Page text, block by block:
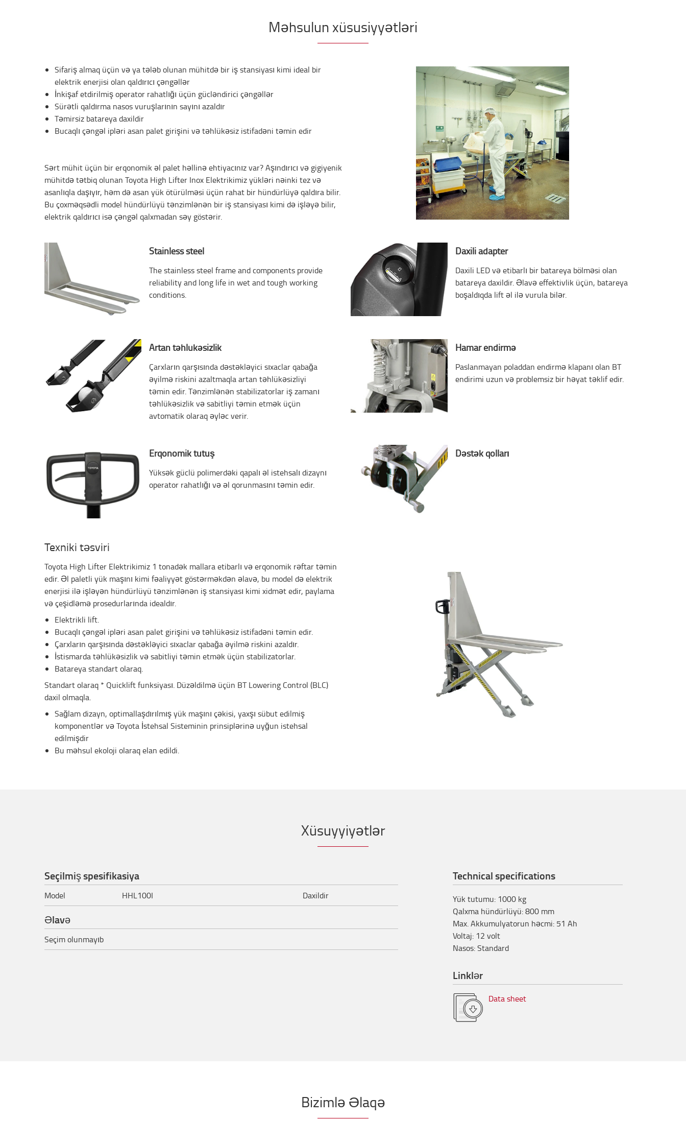
Məhsulun xüsusiyyətləri
Sifariş almaq üçün və ya tələb olunan mühitdə bir iş stansiyası kimi ideal bir
elektrik enerjisi olan qaldırıcı çəngəllər
İnkişaf etdirilmiş operator rahatlığı üçün gücləndirici çəngəllər
Sürətli qaldırma nasos vuruşlarının sayını azaldır
Təmirsiz batareya daxildir
Bucaqlı çəngəl ipləri asan palet girişini və təhlükəsiz istifadəni təmin edir
Sərt mühit üçün bir erqonomik əl palet həllinə ehtiyacınız var? Aşındırıcı və gigiyenik
mühitdə tətbiq olunan Toyota High Lifter Inox Elektrikimiz yükləri nəinki tez və
asanlıqla daşıyır, həm də asan yük ötürülməsi üçün rahat bir hündürlüyə qaldıra bilir.
Bu çoxməqsədli model hündürlüyü tənzimlənən bir iş stansiyası kimi də işləyə bilir,
elektrik qaldırıcı isə çəngəl qalxmadan səy göstərir.
Stainless steel
The stainless steel frame and components provide
reliability and long life in wet and tough working
conditions.
Daxili adapter
Daxili LED və etibarlı bir batareya bölməsi olan
batareya daxildir. Əlavə effektivlik üçün, batareya
boşaldıqda lift əl ilə vurula bilər.
Artan təhlükəsizlik
Çarxların qarşısında dəstəkləyici sıxaclar qabağa
əyilmə riskini azaltmaqla artan təhlükəsizliyi
təmin edir. Tənzimlənən stabilizatorlar iş zamanı
təhlükəsizlik və sabitliyi təmin etmək üçün
avtomatik olaraq əyləc verir.
Hamar endirmə
Paslanmayan poladdan endirmə klapanı olan BT
endirimi uzun və problemsiz bir həyat təklif edir.
Erqonomik tutuş
Yüksək güclü polimerdəki qapalı əl istehsalı dizaynı
operator rahatlığı və əl qorunmasını təmin edir.
Dəstək qolları
Texniki təsviri
Toyota High Lifter Elektrikimiz 1 tonadək mallara etibarlı və erqonomik rəftar təmin
edir. Əl paletli yük maşını kimi fəaliyyət göstərməkdən əlavə, bu model də elektrik
enerjisi ilə işləyən hündürlüyü tənzimlənən iş stansiyası kimi xidmət edir, paylama
və çeşidləmə prosedurlarında idealdır.
Elektrikli lift.
Bucaqlı çəngəl ipləri asan palet girişini və təhlükəsiz istifadəni təmin edir.
Çarxların qarşısında dəstəkləyici sıxaclar qabağa əyilmə riskini azaldır.
İstismarda təhlükəsizlik və sabitliyi təmin etmək üçün stabilizatorlar.
Batareya standart olaraq.
Standart olaraq * Quicklift funksiyası. Düzəldilmə üçün BT Lowering Control (BLC)
daxil olmaqla.
Sağlam dizayn, optimallaşdırılmış yük maşını çəkisi, yaxşı sübut edilmiş
komponentlər və Toyota İstehsal Sisteminin prinsiplərinə uyğun istehsal
edilmişdir
Bu məhsul ekoloji olaraq elan edildi.
Xüsuyyiyətlər
Seçilmiş spesifikasiya
Model HHL100I Daxildir
Əlavə
Seçim olunmayıb
Technical specifications
Yük tutumu: 1000 kg
Qalxma hündürlüyü:800 mm
Max. Akkumulyatorun həcmi: 51 Ah
Voltaj: 12 volt
Nasos:Standard
Linklər
Data sheet
Bizimlə Əlaqə